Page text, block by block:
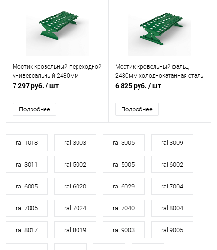
Мостик кровельный переходной
универсальный 2480мм
оцинкованная сталь с
6029
7 297 руб. / шт
Подробнее
Мостик кровельный фальц
2480мм холоднокатанная сталь
с порошковым покрытием RAL
6 825 руб. / шт
Подробнее
ral 1018 ral 3003 ral 3005 ral 3009
ral 3011 ral 5002 ral 5005 ral 6002
ral 6005 ral 6020 ral 6029 ral 7004
ral 7005 ral 7024 ral 7040 ral 8004
ral 8017 ral 8019 ral 9003 ral 9005